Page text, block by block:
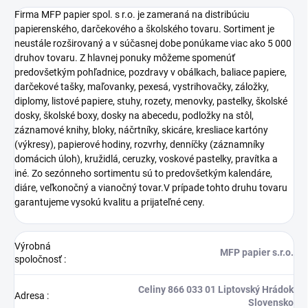
Firma MFP papier spol. s r.o. je zameraná na distribúciu
papierenského, darčekového a školského tovaru. Sortiment je
neustále rozširovaný a v súčasnej dobe ponúkame viac ako 5 000
druhov tovaru. Z hlavnej ponuky môžeme spomenúť
predovšetkým pohľadnice, pozdravy v obálkach, baliace papiere,
darčekové tašky, maľovanky, pexesá, vystrihovačky, záložky,
diplomy, listové papiere, stuhy, rozety, menovky, pastelky, školské
dosky, školské boxy, dosky na abecedu, podložky na stôl,
záznamové knihy, bloky, náčrtníky, skicáre, kresliace kartóny
(výkresy), papierové hodiny, rozvrhy, denníčky (záznamníky
domácich úloh), kružidlá, ceruzky, voskové pastelky, pravítka a
iné. Zo sezónneho sortimentu sú to predovšetkým kalendáre,
diáre, veľkonočný a vianočný tovar.V prípade tohto druhu tovaru
garantujeme vysokú kvalitu a prijateľné ceny.
Výrobná
spoločnosť:
MFP papier s.r.o.
Adresa :
Celiny 866 033 01 Liptovský Hrádok
Slovensko